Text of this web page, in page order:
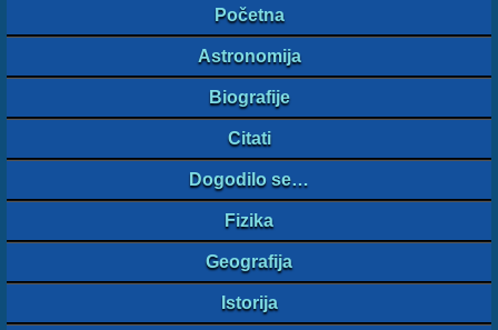
Početna
Astronomija
Biografije
Citati
Dogodilo se…
Fizika
Geografija
Istorija